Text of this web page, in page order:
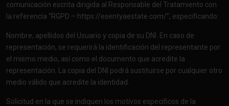
comunicación escrita dirigida al Responsable del Tratamiento con
la referencia “RGPD – https://esentyaestate.com/”, especificando:
Nombre, apellidos del Usuario y copia de su DNI. En caso de
representación, se requerirá la identificación del representante por
el mismo medio, así como el documento que acredite la
representación. La copia del DNI podrá sustituirse por cualquier otro
medio válido que acredite la identidad.
Solicitud en la que se indiquen los motivos específicos de la